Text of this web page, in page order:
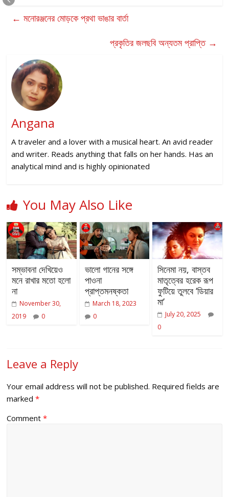
← মনোরঞ্জনের মোড়কে প্রথা ভাঙার বার্তা
প্রকৃতির জলছবি অন্যতম প্রাপ্তি →
Angana
A traveler and a lover with a musical heart. An avid reader
and writer. Reads anything that falls on her hands. Has an
analytical mind and is highly opinionated
You May Also Like
সম্ভাবনা দেখিয়েও
মনে রাখার মতো হলো
না
November 30,
2019
0
ভালো গানের সঙ্গে
পাওনা
প্রাপ্তমনষ্কতা
March 18, 2023
0
সিনেমা নয়, বাস্তব
মাতৃত্বের হরেক রূপ
ফুটিয়ে তুলবে ‘ডিয়ার
মা’
July 20, 2025
0
Leave a Reply
Your email address will not be published. Required fields are
marked*
Comment*